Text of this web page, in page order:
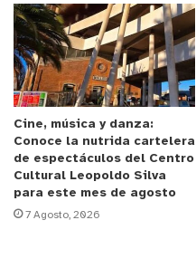
Cine, música y danza:
Conoce la nutrida cartelera
de espectáculos del Centro
Cultural Leopoldo Silva
para este mes de agosto
7 Agosto, 2026